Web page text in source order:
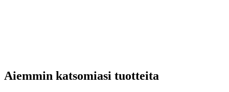
Aiemmin katsomiasi tuotteita